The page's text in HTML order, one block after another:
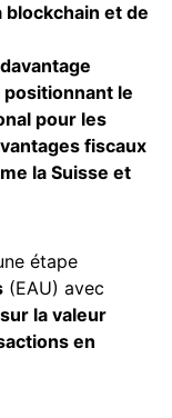
et de
positionnant le
pour les
fiscaux
la Suisse et
étape
(EAU) avec
la valeur
en